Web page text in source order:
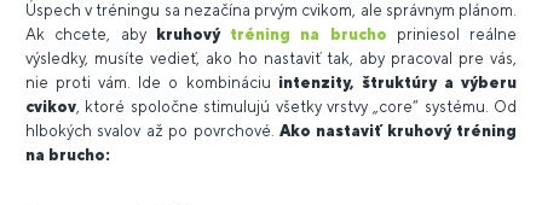
Úspech v tréningu sa nezačína prvým cvikom, ale správnym plánom.
Ak chcete, aby
kruhový tréning na brucho priniesol reálne
výsledky, musíte vedieť, ako ho nastaviť tak, aby pracoval pre vás,
nie proti vám. Ide o kombináciu intenzity, štruktúry a výberu
cvikov, ktoré spoločne stimulujú všetky vrstvy „core“ systému. Od
hlbokých svalov až po povrchové. Ako nastaviť kruhový tréning
na brucho: